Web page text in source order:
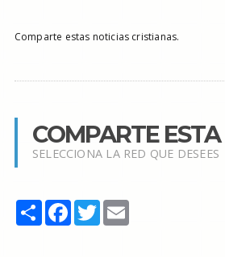
Comparte estas noticias cristianas.
COMPARTE
SELECCIONA LA RED QUE DESEES
Share Facebook
TwitterEmail